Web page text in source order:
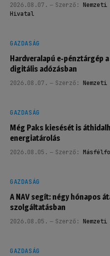
2026.08.07. Szerző:
Hivatal
GAZDASÁG
Hardveralapú e-pénztárgép
digitális adózásban
2026.08.07. Szerző:
GAZDASÁG
Még Paks kiesését is
energiatárolás
2026.08.05. Szerző:
GAZDASÁG
A NAV segít: négy hónapos
szolgáltatásban
2026.08.05. Szerző:
GAZDASÁG